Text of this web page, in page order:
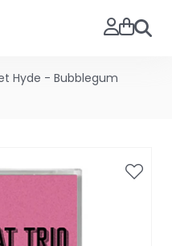
Hyde - Bubblegum